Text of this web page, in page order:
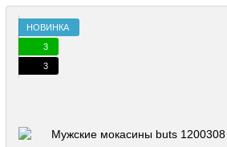
НОВИНКА
3
3